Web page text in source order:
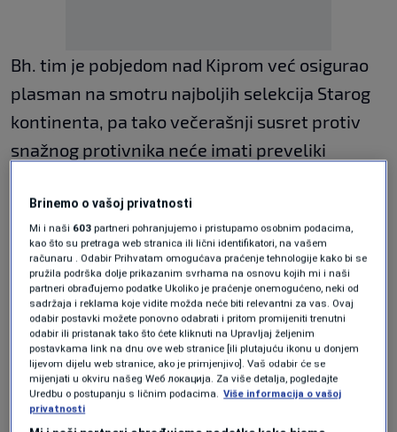
Bh. tim je pobjedom nad Kiprom već osigurao
plasman na smotru najboljih selekcija Starog
kontinenta, pa tako večerašnji susret protiv
snažnog protivnika neće imati preveliki
Naš tim će biti oslabljen neigranjem Edina
Atića i Džanana Muse. Podsjećamo, Atić neće
igrati zbog smrtnog slučaja u porodici, a Musa
je dobio slobodno kako bio uz velikog prijatelja,
što je za N1 potvrdio i selektor Adis Bećiragić.
Selektor Bećiragić je na put poveo naredne
Brinemo o vašoj privatnosti
Mi i naši 603 partneri pohranjujemo i pristupamo osobnim podacima,
kao što su pretraga web stranica ili lični identifikatori, na vašem
računaru . Odabir Prihvatam omogućava praćenje tehnologije kako bi se
pružila podrška dolje prikazanim svrhama na osnovu kojih mi i naši
partneri obrađujemo podatke Ukoliko je praćenje onemogućeno, neki od
sadržaja i reklama koje vidite možda neće biti relevantni za vas. Ovaj
odabir postavki možete ponovno odabrati i pritom promijeniti trenutni
odabir ili pristanak tako što ćete kliknuti na Upravljaj željenim
postavkama link na dnu ove web stranice [ili plutajuću ikonu u donjem
lijevom dijelu web stranice, ako je primjenjivo]. Vaš odabir će se
mijenjati u okviru našeg Wеб локација. Za više detalja, pogledajte
Uredbu o postupanju s ličnim podacima. Više informacija o vašoj
privatnosti